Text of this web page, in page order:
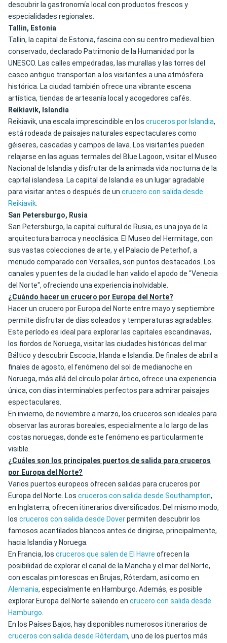
descubrir la gastronomía local con productos frescos y
especialidades regionales.
Tallin, Estonia
Tallin, la capital de Estonia, fascina con su centro medieval bien
conservado, declarado Patrimonio de la Humanidad por la
UNESCO. Las calles empedradas, las murallas y las torres del
casco antiguo transportan a los visitantes a una atmósfera
histórica. La ciudad también ofrece una vibrante escena
artística, tiendas de artesanía local y acogedores cafés.
Reikiavik, Islandia
Reikiavik, una escala imprescindible en los cruceros por Islandia,
está rodeada de paisajes naturales espectaculares como
géiseres, cascadas y campos de lava. Los visitantes pueden
relajarse en las aguas termales del Blue Lagoon, visitar el Museo
Nacional de Islandia y disfrutar de la animada vida nocturna de la
capital islandesa. La capital de Islandia es un lugar agradable
para visitar antes o después de un crucero con salida desde
Reikiavik.
San Petersburgo, Rusia
San Petersburgo, la capital cultural de Rusia, es una joya de la
arquitectura barroca y neoclásica. El Museo del Hermitage, con
sus vastas colecciones de arte, y el Palacio de Peterhof, a
menudo comparado con Versalles, son puntos destacados. Los
canales y puentes de la ciudad le han valido el apodo de "Venecia
del Norte", ofreciendo una experiencia inolvidable.
¿Cuándo hacer un crucero por Europa del Norte?
Hacer un crucero por Europa del Norte entre mayo y septiembre
permite disfrutar de días soleados y temperaturas agradables.
Este período es ideal para explorar las capitales escandinavas,
los fiordos de Noruega, visitar las ciudades históricas del mar
Báltico y descubrir Escocia, Irlanda e Islandia. De finales de abril a
finales de agosto, el fenómeno del sol de medianoche en
Noruega, más allá del círculo polar ártico, ofrece una experiencia
única, con días interminables perfectos para admirar paisajes
espectaculares.
En invierno, de noviembre a marzo, los cruceros son ideales para
observar las auroras boreales, especialmente a lo largo de las
costas noruegas, donde este fenómeno es particularmente
visible.
¿Cuáles son los principales puertos de salida para cruceros
por Europa del Norte?
Varios puertos europeos ofrecen salidas para cruceros por
Europa del Norte. Los cruceros con salida desde Southampton,
en Inglaterra, ofrecen itinerarios diversificados. Del mismo modo,
los cruceros con salida desde Doverpermiten descubrir los
famosos acantilados blancos antes de dirigirse, principalmente,
hacia Islandia y Noruega.
En Francia, los cruceros que salen de El Havre ofrecen la
posibilidad de explorar el canal de la Mancha y el mar del Norte,
con escalas pintorescas en Brujas, Róterdam, así como en
Alemania, especialmente en Hamburgo. Además, es posible
explorar Europa del Norte saliendo en crucero con salida desde
Hamburgo.
En los Países Bajos, hay disponibles numerosos itinerarios de
cruceros con salida desde Róterdam, uno de los puertos más